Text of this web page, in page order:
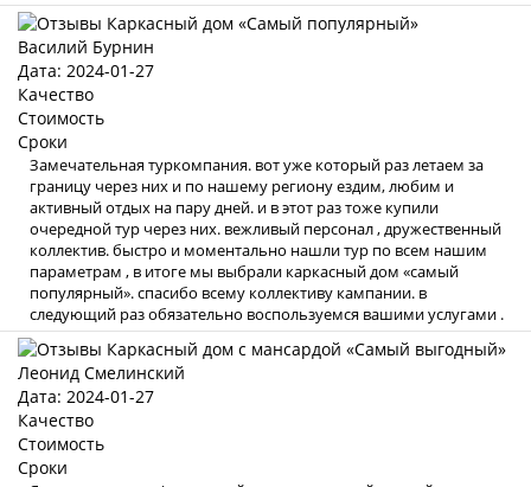
Василий Бурнин
Дата: 2024-01-27
Качество
Стоимость
Сроки
Замечательная туркомпания. вот уже который раз летаем за
границу через них и по нашему региону ездим, любим и
активный отдых на пару дней. и в этот раз тоже купили
очередной тур через них. вежливый персонал , дружественный
коллектив. быстро и моментально нашли тур по всем нашим
параметрам , в итоге мы выбрали каркасный дом «самый
популярный». спасибо всему коллективу кампании. в
следующий раз обязательно воспользуемся вашими услугами .
Леонид Смелинский
Дата: 2024-01-27
Качество
Стоимость
Сроки